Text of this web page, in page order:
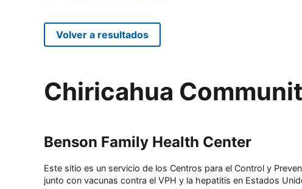
Volver a resultados
Chiricahua
Benson Family Health Center
Este sitio es un servicio de los Centros para el Control y
junto con vacunas contra el VPH y la hepatitis en Estados